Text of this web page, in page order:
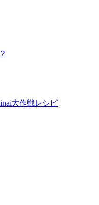
大作戦レシピ